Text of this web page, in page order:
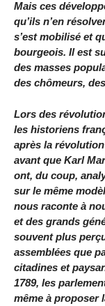
Mais ces
qu’ils n’en
s’est mobilisé et
bourgeois. Il est
des masses
des chômeurs,
Lors des
les historiens
après la
avant que Karl
ont, du coup,
sur le même
nous raconte à
et des grands
souvent plus
assemblées que
citadines et
1789, les
même à proposer